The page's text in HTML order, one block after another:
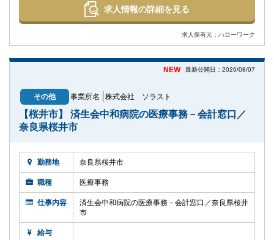
求人情報の詳細を見る
求人保有元：ハローワーク
NEW 最新公開日：2026/08/07
その他 事業所名 株式会社 ソラスト
【桜井市】 済生会中和病院の医療事務－会計窓口／
奈良県桜井市
勤務地 奈良県桜井市
職種 医療事務
仕事内容
済生会中和病院の医療事務－会計窓口／奈良県桜井
市
給与